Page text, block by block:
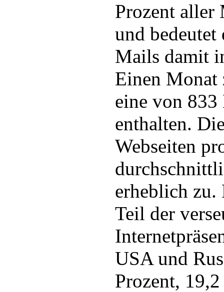
Prozent
und bedeutet
Mails damit
Einen Monat
eine von
enthalten.
Webseiten
erheblich zu.
Teil der
USA und
Prozent,